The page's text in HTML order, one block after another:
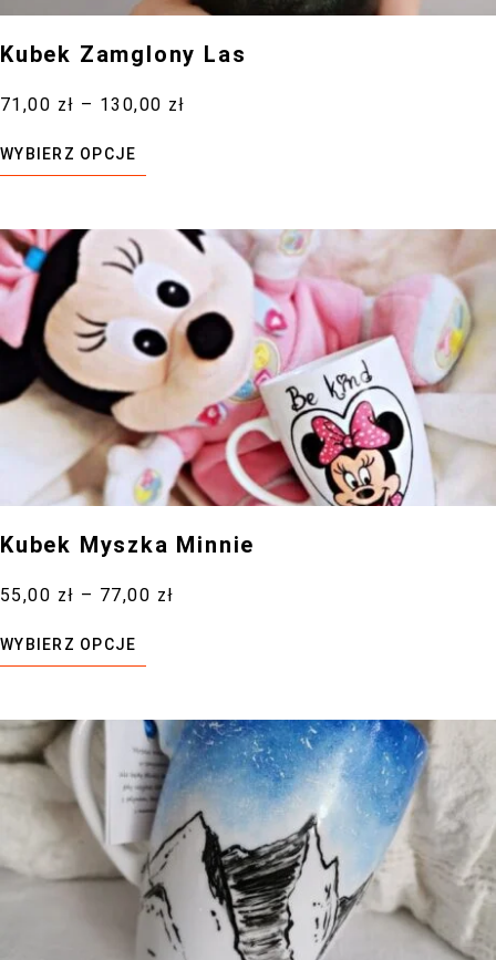
Kubek Zamglony Las
71,00 zł – 130,00 zł
WYBIERZ OPCJE
Kubek Myszka Minnie
55,00 zł – 77,00 zł
WYBIERZ OPCJE